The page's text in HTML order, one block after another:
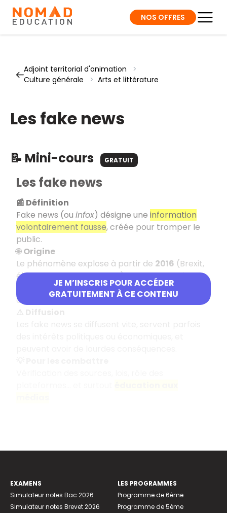
NOS OFFRES
Adjoint territorial d'animation
>
Culture générale
> Arts et littérature
Les fake news
📝 Mini-cours GRATUIT
JE M’INSCRIS POUR ACCÉDER
GRATUITEMENT À CE CONTENU
Les fake news
📰 Définition
Fake news (ou infox) désigne une information
volontairement fausse, créée pour tromper le
public.
🌐Origine
Le phénomène explose à partir de 2016 (Brexit,
élection de Donald Trump), avec la montée en
puissance des réseaux sociaux, où l’information
circule sans toujours être vérifiée.
EXAMENS
Simulateur notes Bac 2026
Simulateur notes Brevet 2026
LES PROGRAMMES
Programme de 6ème
Programme de 5ème